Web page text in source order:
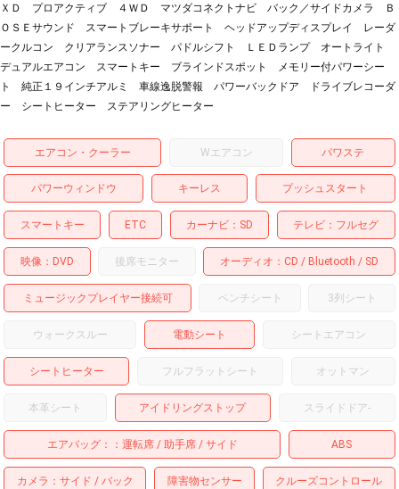
ＸＤ プロアクティブ ４ＷＤ マツダコネクトナビ バック／サイドカメラ Ｂ
ＯＳＥサウンド スマートブレーキサポート ヘッドアップディスプレイ レーダ
ークルコン クリアランスソナー パドルシフト ＬＥＤランプ オートライト
デュアルエアコン スマートキー ブラインドスポット メモリー付パワーシー
ト 純正１９インチアルミ 車線逸脱警報 パワーバックドア ドライブレコーダ
ー シートヒーター ステアリングヒーター
エアコン・クーラー Wエアコン パワステ
パワーウィンドウ キーレス プッシュスタート
スマートキー ETC カーナビ SD テレビ フルセグ
映像 DVD 後席モニター オーディオ CD Bluetooth SD
ミュージックプレイヤー接続可 ベンチシート 3列シート
ウォークスルー 電動シート シートエアコン
シートヒーター フルフラットシート オットマン
本革シート アイドリングストップ スライドドア-
エアバッグ： 運転席 助手席 サイド ABS
カメラ サイド バック 障害物センサー クルーズコントロール